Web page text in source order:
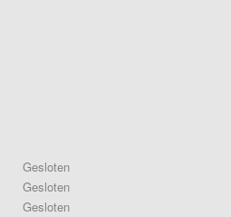
Gesloten
Gesloten
Gesloten